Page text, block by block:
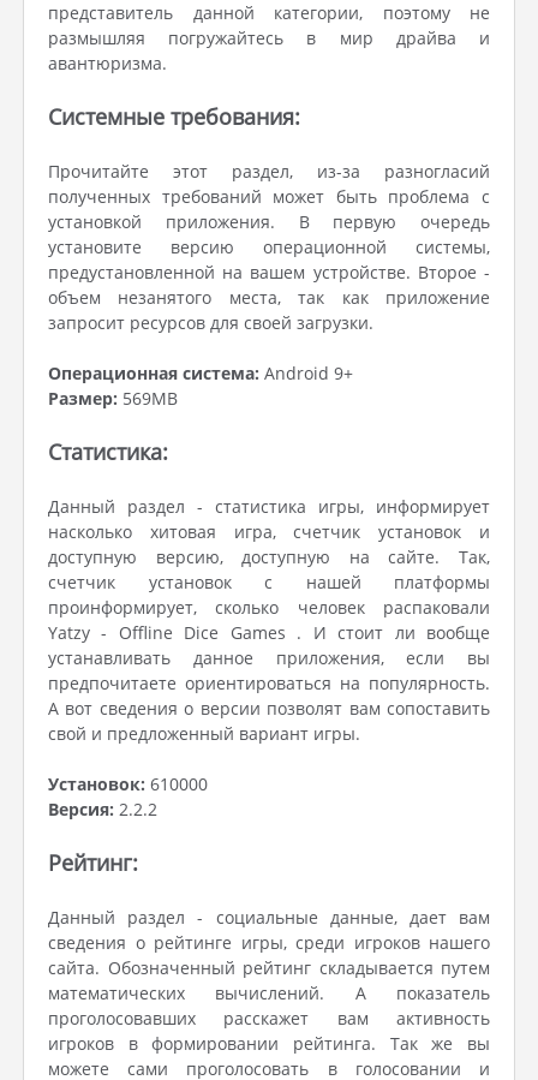
представитель данной категории, поэтому не
размышляя погружайтесь в мир драйва и
авантюризма.
Системные требования:
Прочитайте этот раздел, из-за разногласий
полученных требований может быть проблема с
установкой приложения. В первую очередь
установите версию операционной системы,
предустановленной на вашем устройстве. Второе -
объем незанятого места, так как приложение
запросит ресурсов для своей загрузки.
Операционная система: Android 9+
Размер: 569MB
Статистика:
Данный раздел - статистика игры, информирует
насколько хитовая игра, счетчик установок и
доступную версию, доступную на сайте. Так,
счетчик установок с нашей платформы
проинформирует, сколько человек распаковали
Yatzy - Offline Dice Games . И стоит ли вообще
устанавливать данное приложения, если вы
предпочитаете ориентироваться на популярность.
А вот сведения о версии позволят вам сопоставить
свой и предложенный вариант игры.
Установок: 610000
Версия: 2.2.2
Рейтинг:
Данный раздел - социальные данные, дает вам
сведения о рейтинге игры, среди игроков нашего
сайта. Обозначенный рейтинг складывается путем
математических вычислений. А показатель
проголосовавших расскажет вам активность
игроков в формировании рейтинга. Так же вы
можете сами проголосовать в голосовании и